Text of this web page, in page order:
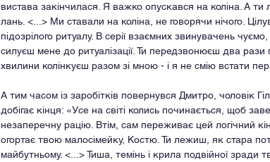
вистава закінчилася. Я важко опускався на коліна. А ти
лань. <...> Ми ставали на коліна, не говорячи нічого.
підозрілого ритуалу. В серії взаємних звинувачень
силуєш мене до ритуалізації. Ти передзвонюєш два рази
хвилини колінкуєш разом зі мною - і я не смію встати
А тим часом із заробітків повернувся Дмитро, чоловік
добігає кінця: «Усе на світі колись починається, щоб
незаперечну рацію. Втім, сам переживає цей логічний
огортає твою малосімейку, Костю. Ти лежиш, як стара
майбутньому. <...> Тиша, темінь і крила подвійної зради